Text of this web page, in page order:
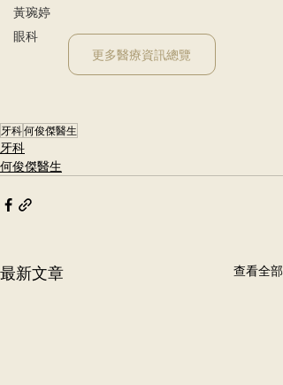
黃琬婷
眼科
更多醫療資訊總覽
牙科何俊傑醫生
牙科
何俊傑醫生
最新文章 查看全部